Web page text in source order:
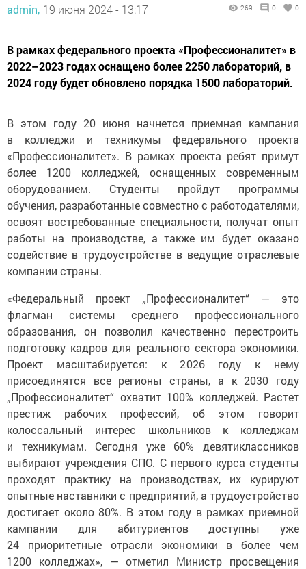
admin, 19 июня 2024 - 13:17 269 0 0
В рамках федерального проекта «Профессионалитет» в
2022–2023 годах оснащено более 2250 лабораторий, в
2024 году будет обновлено порядка 1500 лабораторий.
В этом году 20 июня начнется приемная кампания
в колледжи и техникумы федерального проекта
«Профессионалитет». В рамках проекта ребят примут
более 1200 колледжей, оснащенных современным
оборудованием. Студенты пройдут программы
обучения, разработанные совместно с работодателями,
освоят востребованные специальности, получат опыт
работы на производстве, а также им будет оказано
содействие в трудоустройстве в ведущие отраслевые
компании страны.
«Федеральный проект „Профессионалитет“ — это
флагман системы среднего профессионального
образования, он позволил качественно перестроить
подготовку кадров для реального сектора экономики.
Проект масштабируется: к 2026 году к нему
присоединятся все регионы страны, а к 2030 году
„Профессионалитет“ охватит 100% колледжей. Растет
престиж рабочих профессий, об этом говорит
колоссальный интерес школьников к колледжам
и техникумам. Сегодня уже 60% девятиклассников
выбирают учреждения СПО. С первого курса студенты
проходят практику на производствах, их курируют
опытные наставники с предприятий, а трудоустройство
достигает около 80%. В этом году в рамках приемной
кампании для абитуриентов доступны уже
24 приоритетные отрасли экономики в более чем
1200 колледжах», — отметил Министр просвещения